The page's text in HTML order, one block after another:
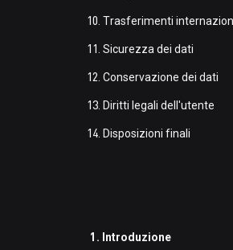
Trasferimenti
Sicurezza dei dati
Conservazione dei dati
Diritti legali dell'utente
Disposizioni finali
1. Introduzione